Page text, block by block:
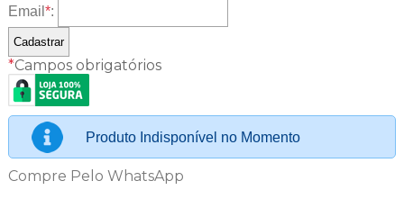
Email *:
*Campos obrigatórios
Produto Indisponível no Momento
Compre Pelo WhatsApp